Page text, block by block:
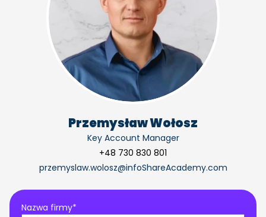
Przemysław Wołosz
Key Account Manager
+48 730 830 801
przemyslaw.wolosz@infoShareAcademy.com
Nazwa firmy*